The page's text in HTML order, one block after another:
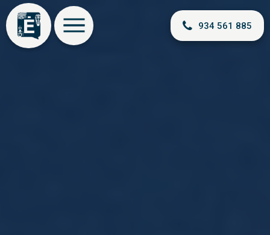
934 561 885